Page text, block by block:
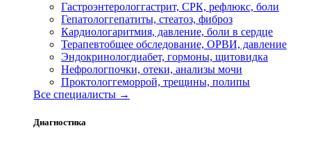
Гастроэнтерологгастрит, СРК, рефлюкс, боли
Гепатологгепатиты, стеатоз, фиброз
Кардиологаритмия, давление, боли в сердце
Терапевтобщее обследование, ОРВИ, давление
Эндокринологдиабет, гормоны, щитовидка
Нефрологпочки, отеки, анализы мочи
Проктологгеморрой, трещины, полипы
Все специалисты →
Диагностика